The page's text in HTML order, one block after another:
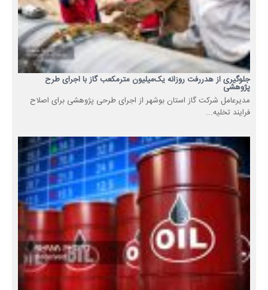
جلوگیری از هدررفت روزانه یک‌میلیون مترمکعب گاز با اجرای طرح
پژوهشی
مدیرعامل شرکت گاز استان بوشهر از اجرای طرحی پژوهشی برای اصلاح
فرایند تخلیه...